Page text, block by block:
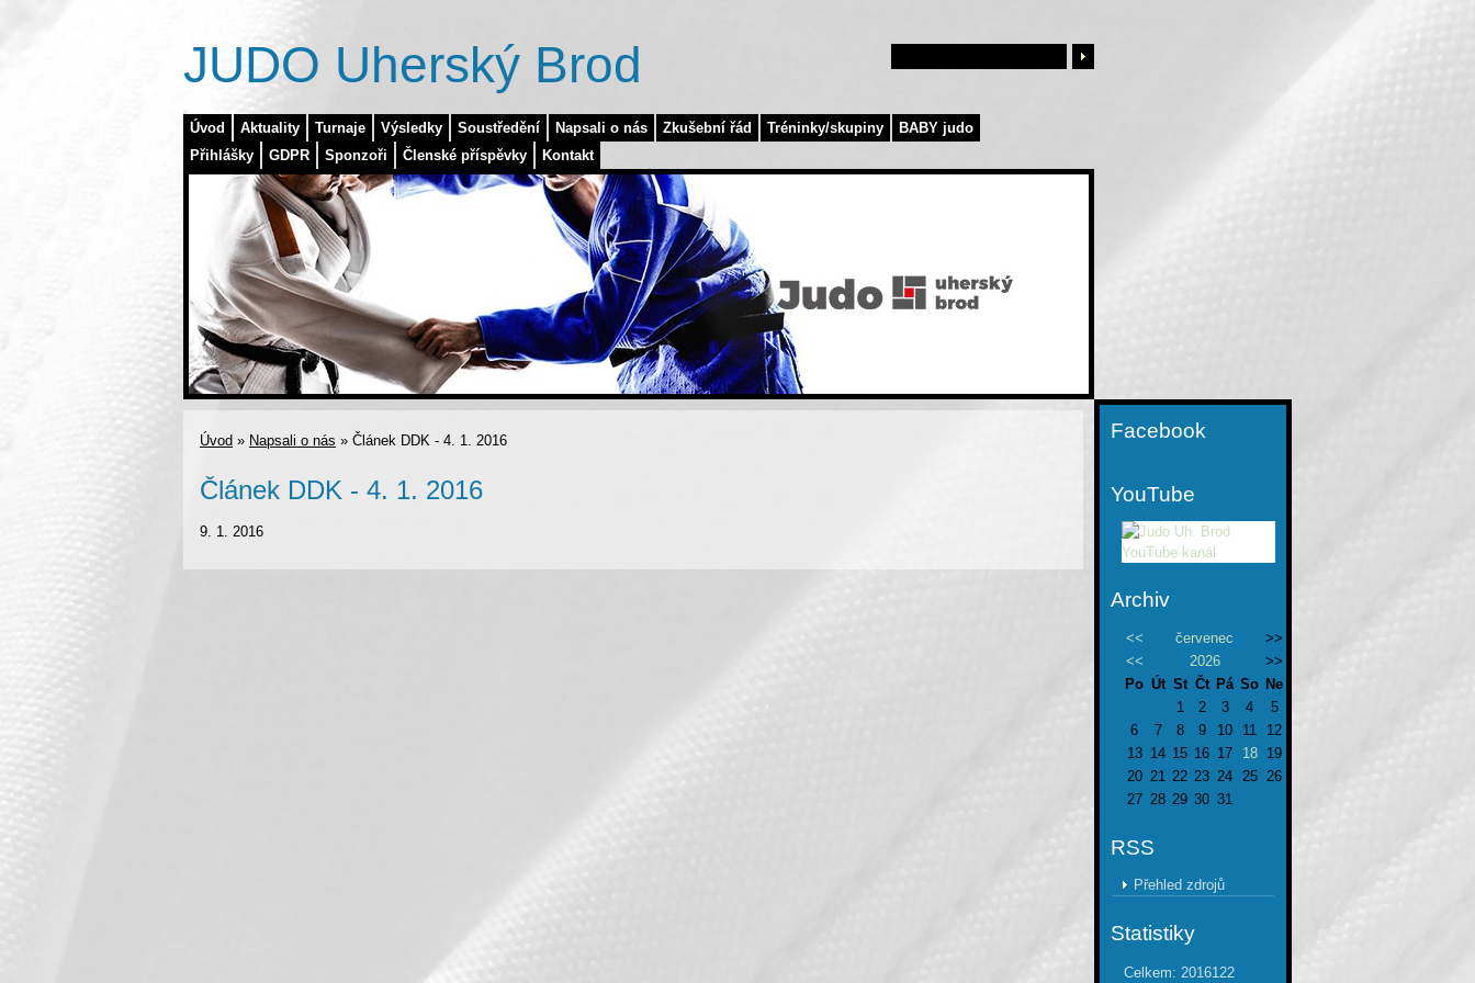
Úvod Aktuality Turnaje Výsledky Soustředění Napsali o nás Zkušební řád Tréninky/skupiny
BABY judo
Přihlášky
GDPR Sponzoři Členské příspěvky Kontakt
JUDO Uherský Brod
Úvod » Napsali o nás » Článek DDK - 4. 1. 2016
Článek DDK - 4. 1. 2016
9. 1. 2016
Facebook
YouTube
Archiv
<< červenec
>>
<<
2026
>>
Po Út St Čt Pá So Ne
1
2 3 4
5
6
7 8 9 10 11
12
13 14 15 16 17 18
19
20 21 22 23 24 25 26
27 28 29 30 31
RSS
Přehled zdrojů
Statistiky
Celkem: 2016122